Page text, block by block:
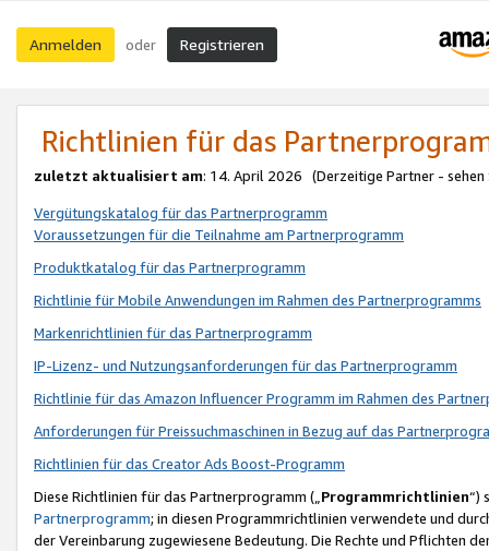
Anmelden oder Registrieren
Richtlinien für das
zuletzt aktualisiert am: 14. April 2026 (Derzeitige Partner - sehen
Vergütungskatalog für das Partnerprogramm
Voraussetzungen für die Teilnahme am Partnerprogramm
Produktkatalog für das Partnerprogramm
Richtlinie für Mobile Anwendungen im Rahmen des Partnerprogramms
Markenrichtlinien für das Partnerprogramm
IP-Lizenz- und Nutzungsanforderungen für das Partnerprogramm
Richtlinie für das Amazon Influencer Programm im Rahmen des
Anforderungen für Preissuchmaschinen in Bezug auf das
Richtlinien für das Creator Ads Boost-Programm
Diese Richtlinien für das Partnerprogramm („Programmrichtlinien“)
Partnerprogramm; in diesen Programmrichtlinien verwendete und
der Vereinbarung zugewiesene Bedeutung. Die Rechte und Pflichten